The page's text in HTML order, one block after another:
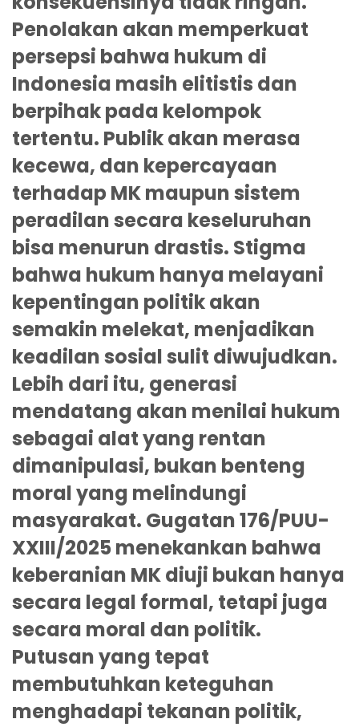
Penolakan akan memperkuat
persepsi bahwa hukum di
Indonesia masih elitistis dan
berpihak pada kelompok
tertentu. Publik akan merasa
kecewa, dan kepercayaan
terhadap MK maupun sistem
peradilan secara keseluruhan
bisa menurun drastis. Stigma
bahwa hukum hanya melayani
kepentingan politik akan
semakin melekat, menjadikan
keadilan sosial sulit diwujudkan.
Lebih dari itu, generasi
mendatang akan menilai hukum
sebagai alat yang rentan
dimanipulasi, bukan benteng
moral yang melindungi
masyarakat. Gugatan 176/PUU-
XXIII/2025 menekankan bahwa
keberanian MK diuji bukan hanya
secara legal formal, tetapi juga
secara moral dan politik.
Putusan yang tepat
membutuhkan keteguhan
menghadapi tekanan politik,